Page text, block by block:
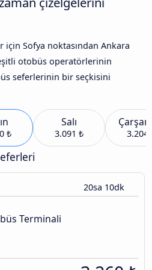
Sofya noktasından Ankara
otobüs operatörlerinin
seferlerinin bir seçkisini
₺
Salı
3.091 ₺ 3.204
20sa 10dk
Terminali